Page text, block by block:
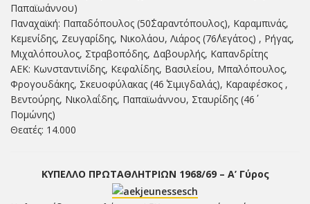
Παπαϊωάννου)
Παναχαϊκή: Παπαδόπουλος (50΄Σαραντόπουλος), Καραμπινάς,
Κεμενίδης, Ζευγαρίδης, Νικολάου, Λιάρος (76΄Λεγάτος) , Ρήγας,
Μιχαλόπουλος, Στραβοπόδης, Δαβουρλής, Καπανδρίτης
ΑΕΚ: Κωνσταντινίδης, Κεφαλίδης, Βασιλείου, Μπαλόπουλος,
Φρογουδάκης, Σκευοφύλακας (46΄ Σιμιγδαλάς), Καραφέσκος ,
Βεντούρης, Νικολαΐδης, Παπαϊωάννου, Σταυρίδης (46΄
Πομώνης)
Θεατές: 14.000
ΚΥΠΕΛΛΟ ΠΡΩΤΑΘΛΗΤΡΙΩΝ 1968/69 – Α’ Γύρος